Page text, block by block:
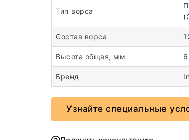
Тип ворса
Состав ворса
Высота общая, мм
Бренд
Узнайте специальные